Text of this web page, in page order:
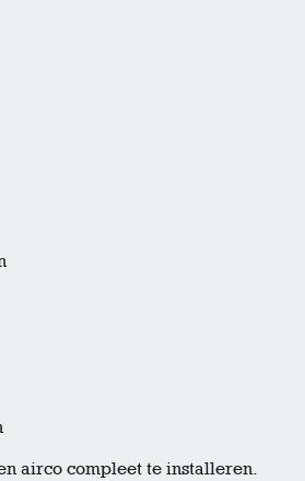
airco compleet te installeren.